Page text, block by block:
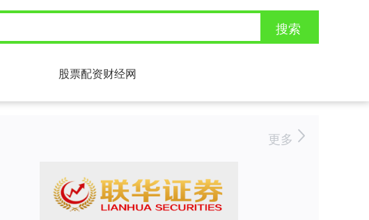
搜索
股票配资财经网
更多